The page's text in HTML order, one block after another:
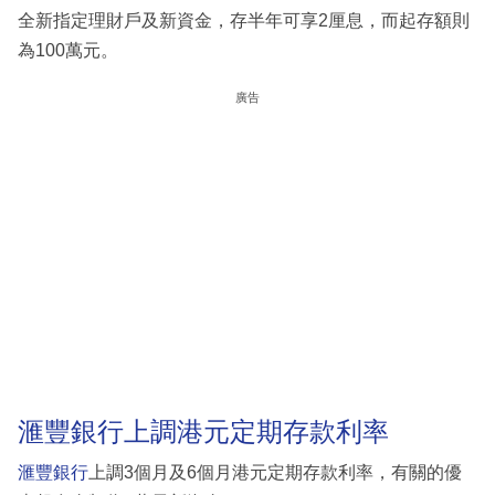
全新指定理財戶及新資金，存半年可享2厘息，而起存額則
為100萬元。
廣告
滙豐銀行上調港元定期存款利率
滙豐銀行 上調3個月及6個月港元定期存款利率，有關的優